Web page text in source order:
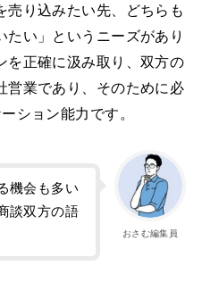
売り込みたい先、どちらも
たい」というニーズがあり
を正確に汲み取り、双方の
営業であり、そのために必
ション能力です。
おさむ編集員
機会も多い
談双方の語